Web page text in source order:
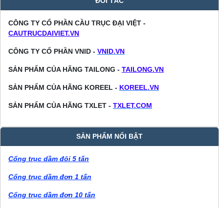
CÔNG TY CỔ PHẦN CẦU TRỤC ĐẠI VIỆT -
CAUTRUCDAIVIET.VN
CÔNG TY CỔ PHẦN VNID - VNID.VN
SẢN PHẨM CỦA HÃNG TAILONG - TAILONG.VN
SẢN PHẨM CỦA HÃNG KOREEL - KOREEL.VN
SẢN PHẨM CỦA HÃNG TXLET - TXLET.COM
SẢN PHẨM NỔI BẬT
Cổng trục dầm đôi 5 tấn
Cổng trục dầm đơn 1 tấn
Cổng trục dầm đơn 10 tấn